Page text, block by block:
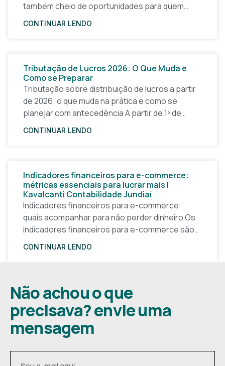
também cheio de oportunidades para quem
quer tirar uma ideia do papel e construir um
CONTINUAR LENDO
Tributação de Lucros 2026: O Que Muda e
Como se Preparar
Tributação sobre distribuição de lucros a partir
de 2026: o que muda na prática e como se
planejar com antecedência A partir de 1º de
janeiro de 2026, a forma
CONTINUAR LENDO
Indicadores financeiros para e-commerce:
métricas essenciais para lucrar mais |
Kavalcanti Contabilidade Jundiaí
Indicadores financeiros para e-commerce:
quais acompanhar para não perder dinheiro Os
indicadores financeiros para e-commerce são a
base de qualquer decisão inteligente em uma
CONTINUAR LENDO
Não achou o que
precisava? envie uma
mensagem